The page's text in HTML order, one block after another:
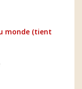
monde (tient